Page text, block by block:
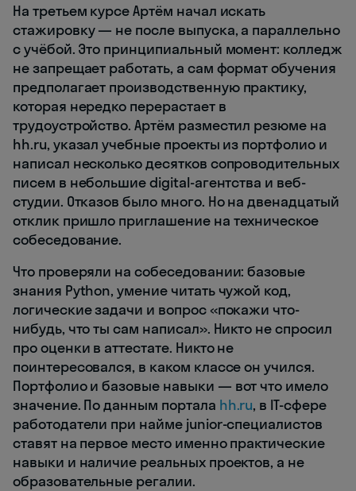
На третьем курсе Артём начал искать
стажировку — не после выпуска, а параллельно
с учёбой. Это принципиальный момент: колледж
не запрещает работать, а сам формат обучения
предполагает производственную практику,
которая нередко перерастает в
трудоустройство. Артём разместил резюме на
hh.ru, указал учебные проекты из портфолио и
написал несколько десятков сопроводительных
писем в небольшие digital-агентства и веб-
студии. Отказов было много. Но на двенадцатый
отклик пришло приглашение на техническое
собеседование.
Что проверяли на собеседовании: базовые
знания Python, умение читать чужой код,
логические задачи и вопрос «покажи что-
нибудь, что ты сам написал». Никто не спросил
про оценки в аттестате. Никто не
поинтересовался, в каком классе он учился.
Портфолио и базовые навыки — вот что имело
значение. По данным портала hh.ru, в IT-сфере
работодатели при найме junior-специалистов
ставят на первое место именно практические
навыки и наличие реальных проектов, а не
образовательные регалии.